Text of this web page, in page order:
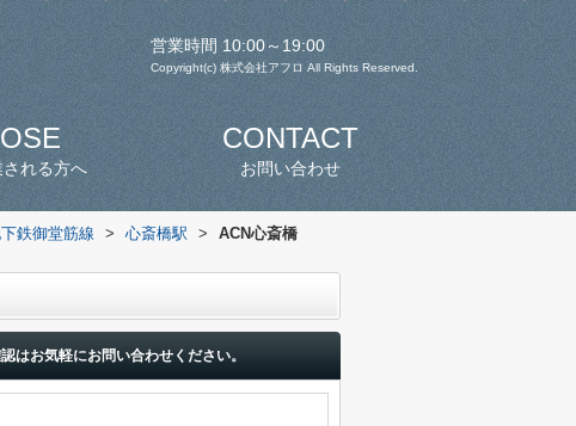
営業時間 10:00～19:00
Copyright(c) 株式会社アフロ All Rights Reserved.
れる方へ
CONTACT
お問い合わせ
鉄御堂筋線 > 心斎橋駅 >
ACN心斎橋
はお気軽にお問い合わせください。